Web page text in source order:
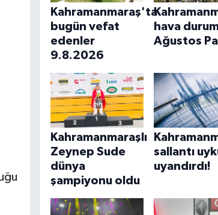
Kahramanmaraş'ta
bugün vefat
edenler
9.8.2026
hava
Ağustos
Kahramanmaraşlı
Zeynep Sude
dünya
şampiyonu oldu
sallantı
uyandırdı!